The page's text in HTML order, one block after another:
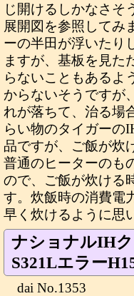
じ開けるしかなさそ
展開図を参照してみ
ーの半田が浮いたり
ますが、基板を見た
らないこともあるよ
からないそうですが
れが落ちて、治る場
らい物のタイガーの
品ですが、ご飯が炊
普通のヒーターのも
ので、ご飯が炊ける
す。炊飯時の消費電
早く炊けるように思
ナショナルIH
S321Lエラー
dai No.1353